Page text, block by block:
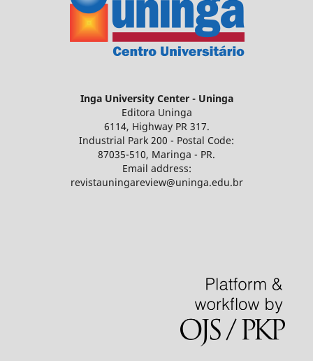
Inga University Center - Uninga
Editora Uninga
6114, Highway PR 317.
Industrial Park 200 - Postal Code:
87035-510, Maringa - PR.
Email address:
revistauningareview@uninga.edu.br